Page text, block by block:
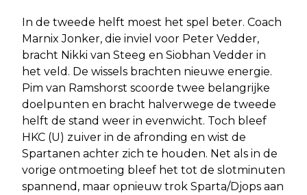
In de tweede helft moest het spel beter. Coach
Marnix Jonker, die inviel voor Peter Vedder,
bracht Nikki van Steeg en Siobhan Vedder in
het veld. De wissels brachten nieuwe energie.
Pim van Ramshorst scoorde twee belangrijke
doelpunten en bracht halverwege de tweede
helft de stand weer in evenwicht. Toch bleef
HKC (U) zuiver in de afronding en wist de
Spartanen achter zich te houden. Net als in de
vorige ontmoeting bleef het tot de slotminuten
spannend, maar opnieuw trok Sparta/Djops aan